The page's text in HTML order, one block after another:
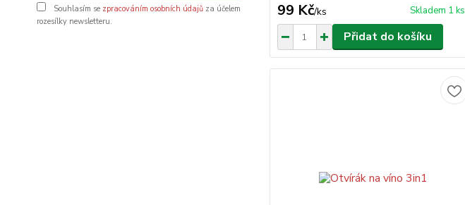
Souhlasím se zpracováním osobních údajů za účelem
rozesílky newsletteru.
99 Kč/ks Skladem 1 ks
Přidat do košíku